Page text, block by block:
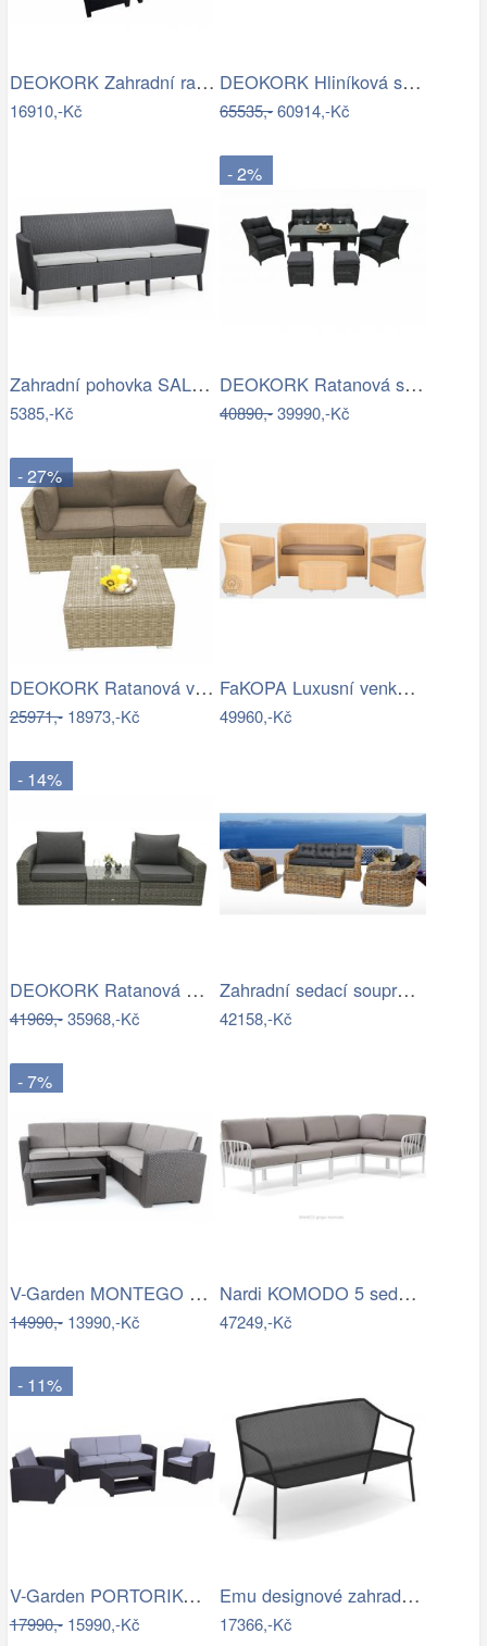
DEOKORK Zahradní ratanová sestava…
16910,-Kč
DEOKORK Hliníková sestava pro 7 osob…
65535,-60914,-Kč
Zahradní pohovka SALEMO 3 Allibert
5385,-Kč
- 2%
DEOKORK Ratanová sestava PAOLA antracit…
40890,-39990,-Kč
- 27%
DEOKORK Ratanová variabilní sestava…
25971,-18973,-Kč
FaKOPA Luxusní venkovní sezení z…
49960,-Kč
- 14%
DEOKORK Ratanová modulová sestava…
41969,-35968,-Kč
Zahradní sedací souprava RICHMOND…
42158,-Kč
- 7%
V-Garden MONTEGO DeLuxe
14990,-13990,-Kč
Nardi KOMODO 5 sedačka Mdum
47249,-Kč
- 11%
V-Garden PORTORIKO GREY DeLuxe
17990,-15990,-Kč
Emu designové zahradní sedačky Darwin…
17366,-Kč